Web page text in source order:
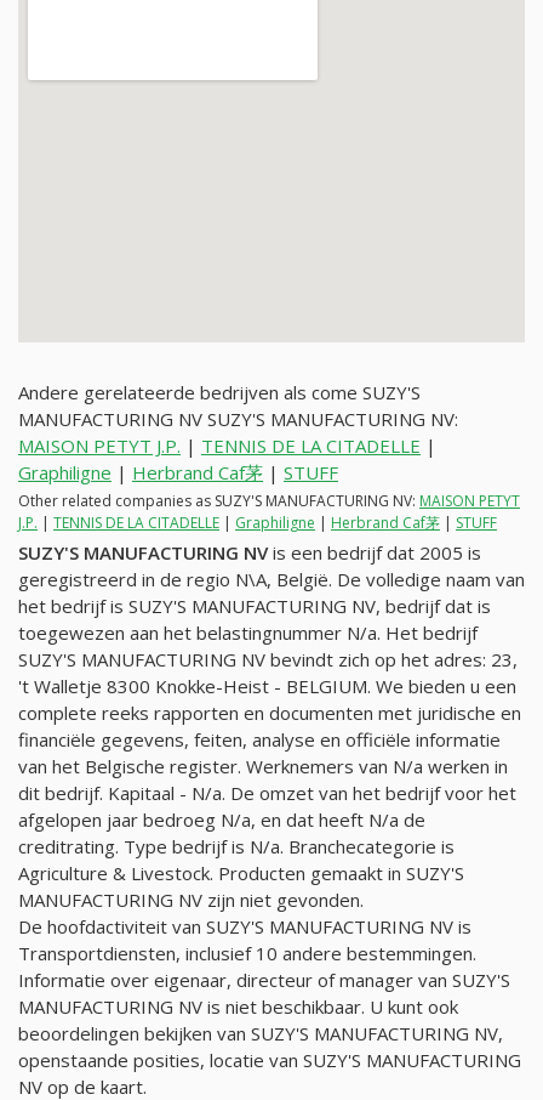
Andere gerelateerde bedrijven als come SUZY'S
MANUFACTURING NV SUZY'S MANUFACTURING NV:
MAISON PETYT J.P. | TENNIS DE LA CITADELLE |
Graphiligne | Herbrand Caf茅 | STUFF
Other related companies as SUZY'S MANUFACTURING NV: MAISON PETYT
J.P. | TENNIS DE LA CITADELLE | Graphiligne | Herbrand Caf茅 | STUFF
SUZY'S MANUFACTURING NVis een bedrijf dat 2005 is
geregistreerd in de regio N\A, België. De volledige naam van
het bedrijf is SUZY'S MANUFACTURING NV, bedrijf dat is
toegewezen aan het belastingnummer N/a. Het bedrijf
SUZY'S MANUFACTURING NV bevindt zich op het adres: 23,
't Walletje 8300 Knokke-Heist - BELGIUM. We bieden u een
complete reeks rapporten en documenten met juridische en
financiële gegevens, feiten, analyse en officiële informatie
van het Belgische register. Werknemers van N/a werken in
dit bedrijf. Kapitaal - N/a. De omzet van het bedrijf voor het
afgelopen jaar bedroeg N/a, en dat heeft N/a de
creditrating. Type bedrijf is N/a. Branchecategorie is
Agriculture & Livestock. Producten gemaakt in SUZY'S
MANUFACTURING NV zijn niet gevonden.
De hoofdactiviteit van SUZY'S MANUFACTURING NV is
Transportdiensten, inclusief 10 andere bestemmingen.
Informatie over eigenaar, directeur of manager van SUZY'S
MANUFACTURING NV is niet beschikbaar. U kunt ook
beoordelingen bekijken van SUZY'S MANUFACTURING NV,
openstaande posities, locatie van SUZY'S MANUFACTURING
NV op de kaart.